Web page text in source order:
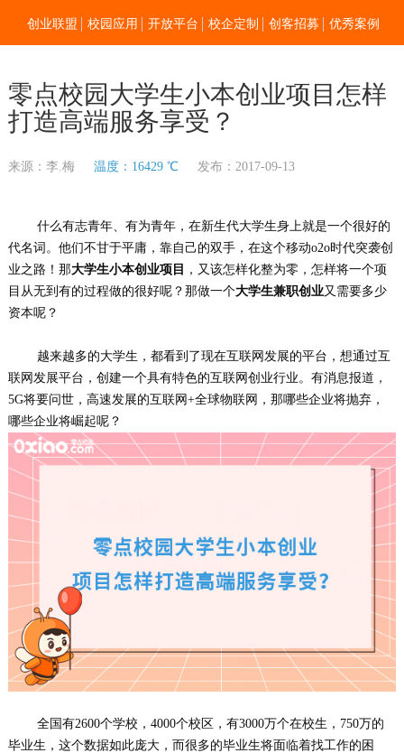
创业联盟 校园应用 开放平台 校企定制 创客招募 优秀案例
零点校园大学生小本创业项目怎样
打造高端服务享受？
来源：李.梅 温度：16429 ℃ 发布：2017-09-13
什么有志青年、有为青年，在新生代大学生身上就是一个很好的
代名词。他们不甘于平庸，靠自己的双手，在这个移动o2o时代突袭创
业之路！那大学生小本创业项目 ，又该怎样化整为零，怎样将一个项
目从无到有的过程做的很好呢？那做一个大学生兼职创业又需要多少
资本呢？
越来越多的大学生，都看到了现在互联网发展的平台，想通过互
联网发展平台，创建一个具有特色的互联网创业行业。有消息报道，
5G将要问世，高速发展的互联网+全球物联网，那哪些企业将抛弃，
哪些企业将崛起呢？
全国有2600个学校，4000个校区，有3000万个在校生，750万的
毕业生，这个数据如此庞大，而很多的毕业生将面临着找工作的困